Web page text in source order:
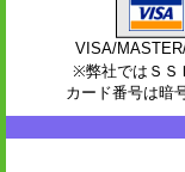
VISA/
※弊社ではＳＳ
カード番号は暗